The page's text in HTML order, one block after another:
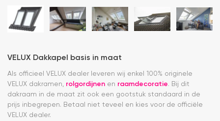
VELUX Dakkapel basis in maat
Als officieel VELUX dealer leveren wij enkel 100% originele
VELUX dakramen, rolgordijnen en raamdecoratie. Bij dit
dakraam in de maat zit ook een gootstuk standaard in de
prijs inbegrepen. Betaal niet teveel en kies voor de officiële
VELUX dealer.